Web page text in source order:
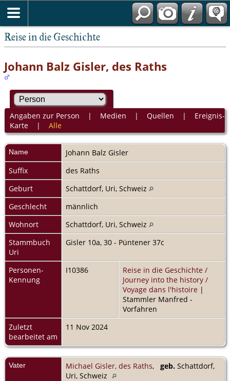
Reise in die Geschichte
Johann Balz Gisler, des Raths
Angaben zur Person | Medien | Quellen | Ereignis-
Karte| Alle
Name Johann Balz Gisler
Suffix
des Raths
Geburt
Schattdorf, Uri, Schweiz
Geschlecht
männlich
Wohnort
Schattdorf, Uri, Schweiz
Stammbuch
Uri
Gisler 10a, 30 - Püntener 37c
Personen-
Kennung
I10386
Reise in die Geschichte /
Journey into the history /
Voyage dans l'histoire |
Stammler Manfred -
Vorfahren
Zuletzt
bearbeitet am
11 Nov 2024
Vater Michael Gisler, des Raths, geb. Schattdorf,
Uri, Schweiz